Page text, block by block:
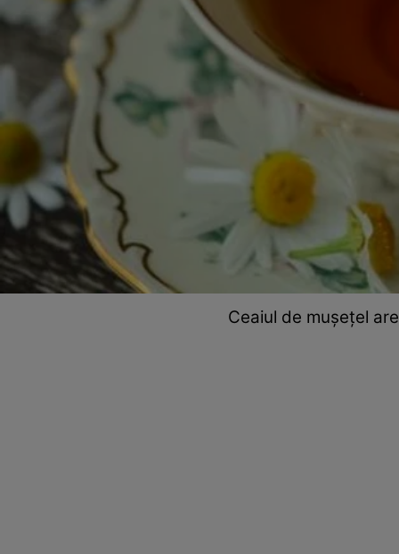
Ceaiul de mușețel